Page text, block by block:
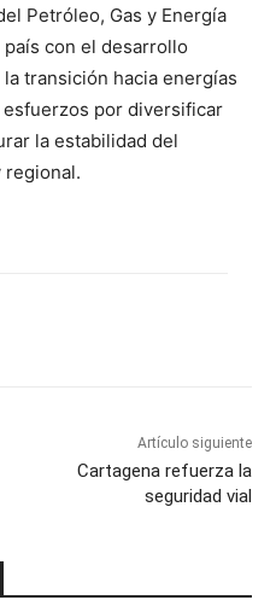
Petróleo, Gas y Energía
con el desarrollo
transición hacia energías
por diversificar
la estabilidad del
regional.
Artículo siguiente
Cartagena refuerza la
seguridad vial